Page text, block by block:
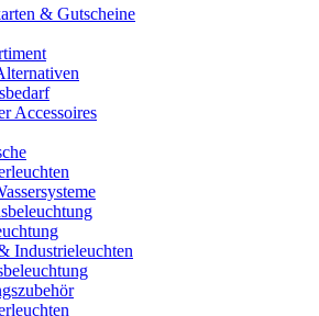
& Gutscheine
Accessoires
Industrieleuchten